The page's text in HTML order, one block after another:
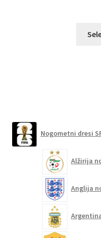
Nogometni dresi
Alžirija
Anglija